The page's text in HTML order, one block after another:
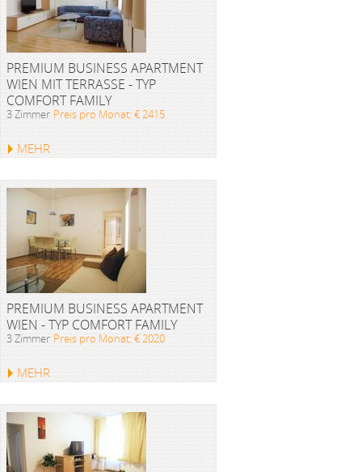
PREMIUM BUSINESS APARTMENT
WIEN MIT TERRASSE - TYP
COMFORT FAMILY
3 Zimmer Preis pro Monat: € 2415
MEHR
PREMIUM BUSINESS APARTMENT
WIEN - TYP COMFORT FAMILY
3 Zimmer Preis pro Monat: € 2020
MEHR